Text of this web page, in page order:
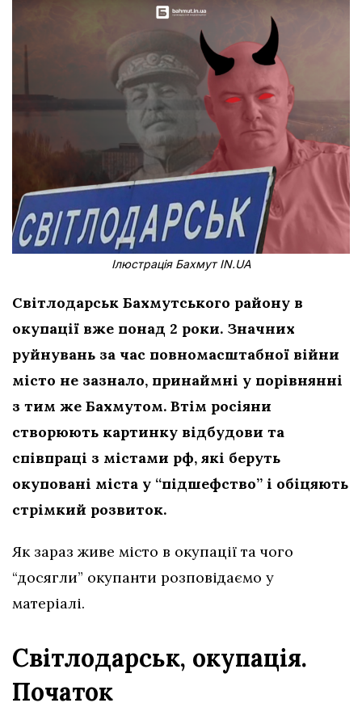
Ілюстрація Бахмут IN.UA
Світлодарськ Бахмутського району в
окупації вже понад 2 роки. Значних
руйнувань за час повномасштабної війни
місто не зазнало, принаймні у порівнянні
з тим же Бахмутом. Втім росіяни
створюють картинку відбудови та
співпраці з містами рф, які беруть
окуповані міста у “підшефство” і обіцяють
стрімкий розвиток.
Як зараз живе місто в окупації та чого
“досягли” окупанти розповідаємо у
матеріалі.
Світлодарськ, окупація.
Початок